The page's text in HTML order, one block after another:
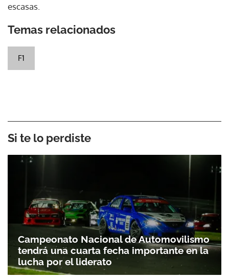
escasas.
Temas relacionados
F1
Si te lo perdiste
Campeonato Nacional de Automovilismo
tendrá una cuarta fecha importante en la
lucha por el liderato